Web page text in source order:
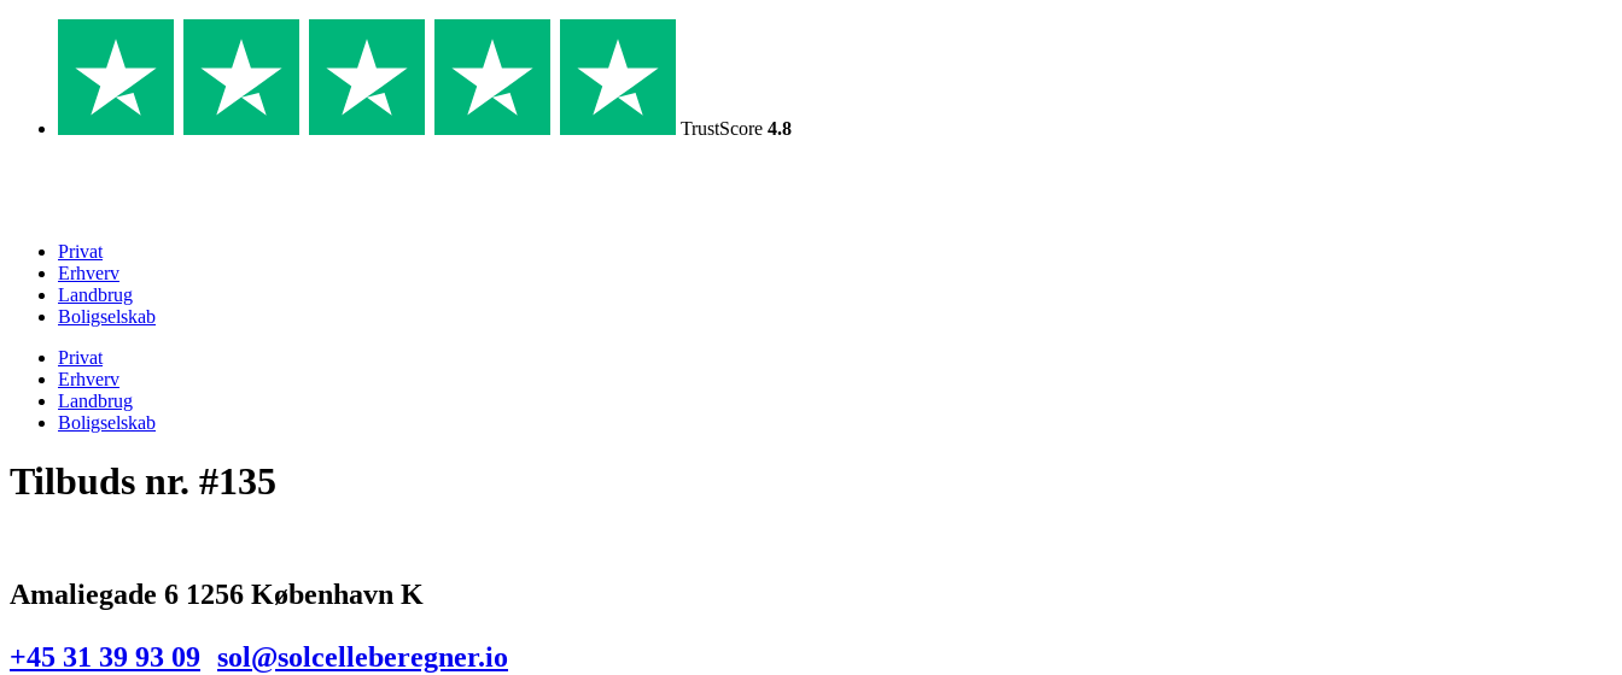
TrustScore 4.8
Privat
Erhverv
Landbrug
Boligselskab
Privat
Erhverv
Landbrug
Boligselskab
Tilbuds nr. #135
Amaliegade 6 1256 København K
+45 31 39 93 09 sol@solcelleberegner.io